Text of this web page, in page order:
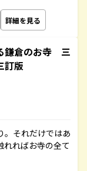
詳細を見る
鎌倉のお寺 三
訂版
。それだけではあ
れればお寺の全て